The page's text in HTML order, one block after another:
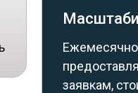
Ежемесячно
заявкам,